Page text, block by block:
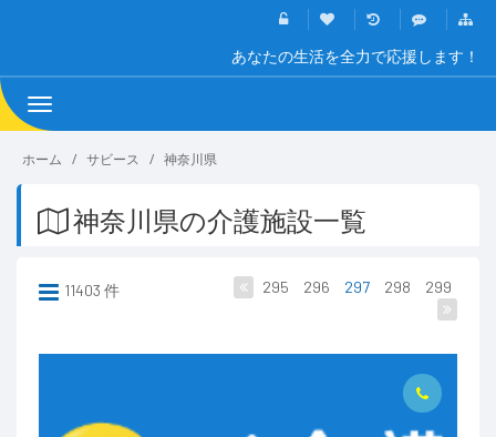
あなたの生活を全力で応援します！
Toggle
navigation
ホーム サビース 神奈川県
神奈川県の介護施設一覧
11403 件 295 296 297 298 299